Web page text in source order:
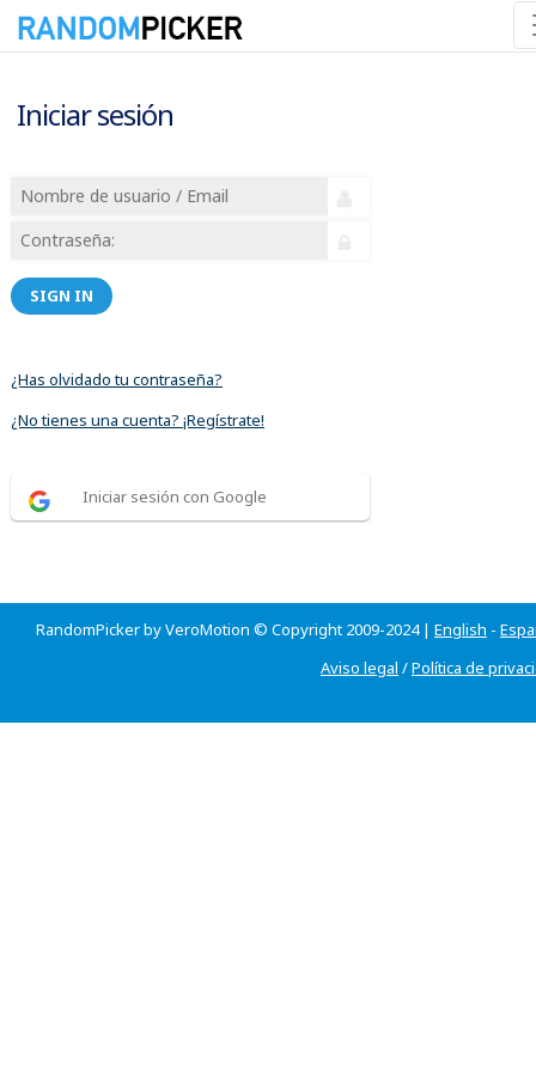
Iniciar sesión
SIGN IN
¿Has olvidado tu contraseña?
¿No tienes una cuenta? ¡Regístrate!
Iniciar sesión con Google
RandomPicker by VeroMotion © Copyright 2009-2024 | English -
Aviso legal /Política de